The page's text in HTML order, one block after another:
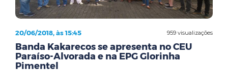
959 visualizações
20/06/2018, às 15:45
Banda Kakarecos se apresenta no CEU
Paraíso-Alvorada e na EPG Glorinha
Pimentel